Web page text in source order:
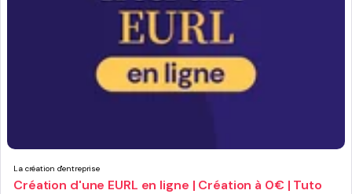
La création d'entreprise
Création d'une EURL en ligne | Création à 0€ | Tuto